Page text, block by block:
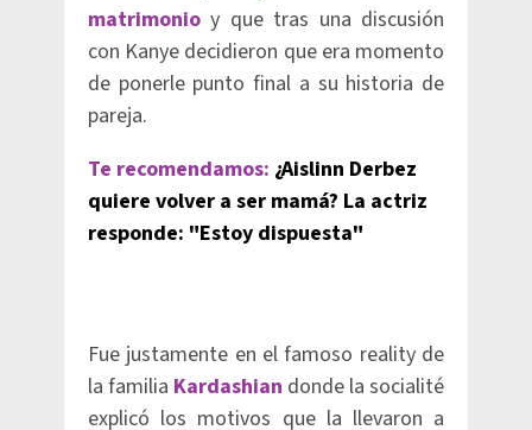
matrimonio y que tras una discusión
con Kanye decidieron que era momento
de ponerle punto final a su historia de
pareja.
Te recomendamos: ¿Aislinn Derbez
quiere volver a ser mamá? La actriz
responde: "Estoy dispuesta"
Fue justamente en el famoso reality de
la familia Kardashian donde la socialité
explicó los motivos que la llevaron a